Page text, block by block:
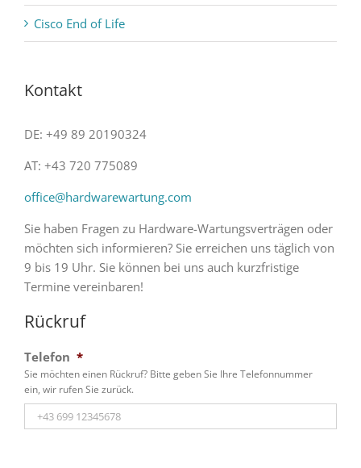
Cisco End of Life
Kontakt
DE: +49 89 20190324
AT: +43 720 775089
office@hardwarewartung.com
Sie haben Fragen zu Hardware-Wartungsverträgen oder
möchten sich informieren? Sie erreichen uns täglich von
9 bis 19 Uhr. Sie können bei uns auch kurzfristige
Termine vereinbaren!
Rückruf
Telefon *
Sie möchten einen Rückruf? Bitte geben Sie Ihre Telefonnummer
ein, wir rufen Sie zurück.